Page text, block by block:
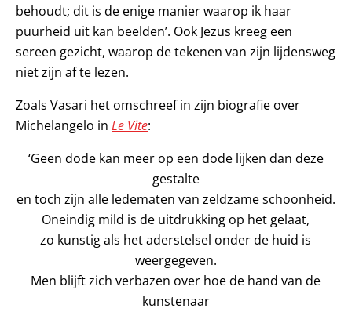
behoudt; dit is de enige manier waarop ik haar
puurheid uit kan beelden’. Ook Jezus kreeg een
sereen gezicht, waarop de tekenen van zijn lijdensweg
niet zijn af te lezen.
Zoals Vasari het omschreef in zijn biografie over
Michelangelo in Le Vite:
‘Geen dode kan meer op een dode lijken dan deze
gestalte
en toch zijn alle ledematen van zeldzame schoonheid.
Oneindig mild is de uitdrukking op het gelaat,
zo kunstig als het aderstelsel onder de huid is
weergegeven.
Men blijft zich verbazen over hoe de hand van de
kunstenaar